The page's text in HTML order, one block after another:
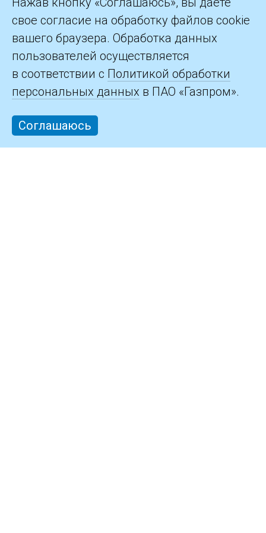
Контакты
свое согласие на обработку файлов cookie
вашего браузера. Обработка данных
пользователей осуществляется
в соответствии с Политикой обработки
персональных данных в ПАО «Газпром».
Соглашаюсь